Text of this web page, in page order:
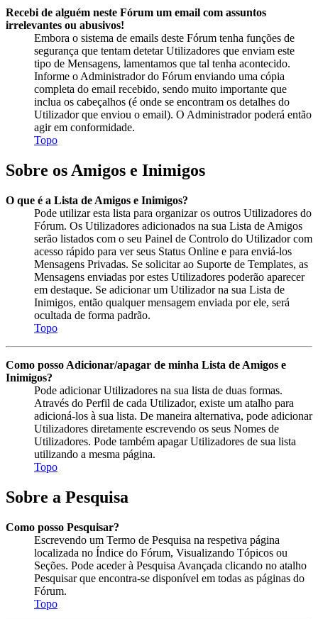
Recebi de alguém neste Fórum um email com assuntos
irrelevantes ou abusivos!
Embora o sistema de emails deste Fórum tenha funções de
segurança que tentam detetar Utilizadores que enviam este
tipo de Mensagens, lamentamos que tal tenha acontecido.
Informe o Administrador do Fórum enviando uma cópia
completa do email recebido, sendo muito importante que
inclua os cabeçalhos (é onde se encontram os detalhes do
Utilizador que enviou o email). O Administrador poderá então
agir em conformidade.
Topo
Sobre os Amigos e Inimigos
O que é a Lista de Amigos e Inimigos?
Pode utilizar esta lista para organizar os outros Utilizadores do
Fórum. Os Utilizadores adicionados na sua Lista de Amigos
serão listados com o seu Painel de Controlo do Utilizador com
acesso rápido para ver seus Status Online e para enviá-los
Mensagens Privadas. Se solicitar ao Suporte de Templates, as
Mensagens enviadas por estes Utilizadores poderão aparecer
em destaque. Se adicionar um Utilizador na sua Lista de
Inimigos, então qualquer mensagem enviada por ele, será
ocultada de forma padrão.
Topo
Como posso Adicionar/apagar de minha Lista de Amigos e
Inimigos?
Pode adicionar Utilizadores na sua lista de duas formas.
Através do Perfil de cada Utilizador, existe um atalho para
adicioná-los à sua lista. De maneira alternativa, pode adicionar
Utilizadores diretamente escrevendo os seus Nomes de
Utilizadores. Pode também apagar Utilizadores de sua lista
utilizando a mesma página.
Topo
Sobre a Pesquisa
Como posso Pesquisar?
Escrevendo um Termo de Pesquisa na respetiva página
localizada no Índice do Fórum, Visualizando Tópicos ou
Seções. Pode aceder à Pesquisa Avançada clicando no atalho
Pesquisar que encontra-se disponível em todas as páginas do
Fórum.
Topo